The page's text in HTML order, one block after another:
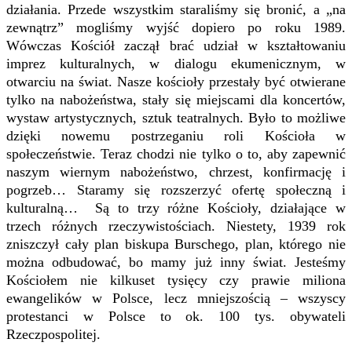
działania. Przede wszystkim staraliśmy się bronić, a „na
zewnątrz” mogliśmy wyjść dopiero po roku 1989.
Wówczas Kościół zaczął brać udział w kształtowaniu
imprez kulturalnych, w dialogu ekumenicznym, w
otwarciu na świat. Nasze kościoły przestały być otwierane
tylko na nabożeństwa, stały się miejscami dla koncertów,
wystaw artystycznych, sztuk teatralnych. Było to możliwe
dzięki nowemu postrzeganiu roli Kościoła w
społeczeństwie. Teraz chodzi nie tylko o to, aby zapewnić
naszym wiernym nabożeństwo, chrzest, konfirmację i
pogrzeb… Staramy się rozszerzyć ofertę społeczną i
kulturalną… Są to trzy różne Kościoły, działające w
trzech różnych rzeczywistościach. Niestety, 1939 rok
zniszczył cały plan biskupa Burschego, plan, którego nie
można odbudować, bo mamy już inny świat. Jesteśmy
Kościołem nie kilkuset tysięcy czy prawie miliona
ewangelików w Polsce, lecz mniejszością – wszyscy
protestanci w Polsce to ok. 100 tys. obywateli
Rzeczpospolitej.